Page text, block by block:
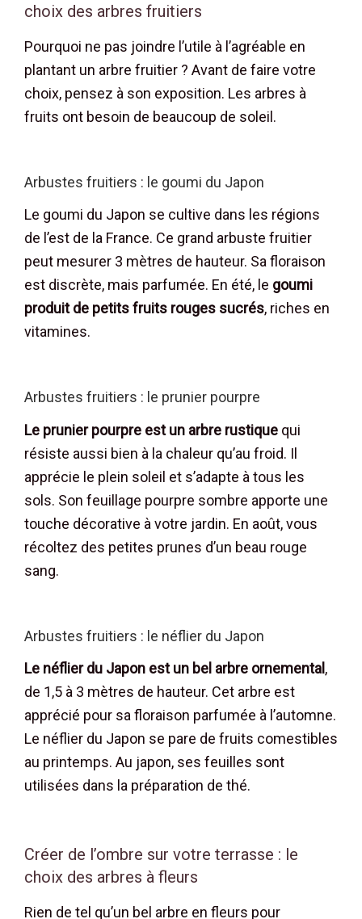
choix des arbres fruitiers
Pourquoi ne pas joindre l’utile à l’agréable en
plantant un arbre fruitier ? Avant de faire votre
choix, pensez à son exposition. Les arbres à
fruits ont besoin de beaucoup de soleil.
Arbustes fruitiers : le goumi du Japon
Le goumi du Japon se cultive dans les régions
de l’est de la France. Ce grand arbuste fruitier
peut mesurer 3 mètres de hauteur. Sa floraison
est discrète, mais parfumée. En été, le goumi
produit de petits fruits rouges sucrés, riches en
vitamines.
Arbustes fruitiers : le prunier pourpre
Le prunier pourpre est un arbre rustique qui
résiste aussi bien à la chaleur qu’au froid. Il
apprécie le plein soleil et s’adapte à tous les
sols. Son feuillage pourpre sombre apporte une
touche décorative à votre jardin. En août, vous
récoltez des petites prunes d’un beau rouge
sang.
Arbustes fruitiers : le néflier du Japon
Le néflier du Japon est un bel arbre ornemental ,
de 1,5 à 3 mètres de hauteur. Cet arbre est
apprécié pour sa floraison parfumée à l’automne.
Le néflier du Japon se pare de fruits comestibles
au printemps. Au japon, ses feuilles sont
utilisées dans la préparation de thé.
Créer de l’ombre sur votre terrasse : le
choix des arbres à fleurs
Rien de tel qu’un bel arbre en fleurs pour